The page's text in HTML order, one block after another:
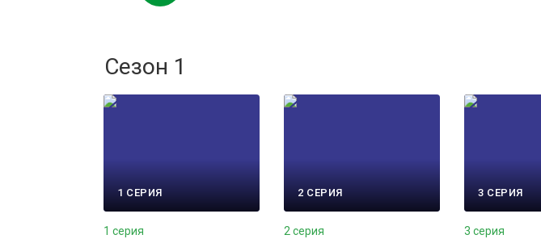
Сезон 1
1 СЕРИЯ
1 серия
2 СЕРИЯ
2 серия
3 СЕРИЯ
3 серия